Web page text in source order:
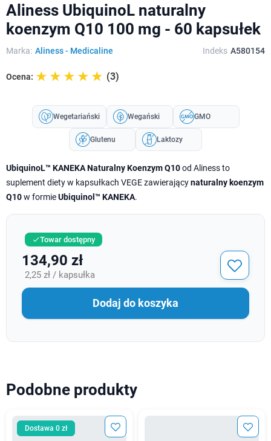
Aliness UbiquinoL naturalny
koenzym Q10 100 mg - 60 kapsułek
Marka: Aliness - Medicaline Indeks A580154
Ocena: ☆☆☆☆☆
★★★★★ (3)
Wegetariański Wegański GMO
Glutenu Laktozy
UbiquinoL™ KANEKA Naturalny Koenzym Q10od Aliness to
suplement diety w kapsułkach VEGE zawierającynaturalny koenzym
Q10w formieUbiquinol™ KANEKA.
Towar dostępny
134,90 zł
2,25 zł / kapsułka
Dodaj do koszyka
Podobne produkty
Dostawa 0 zł